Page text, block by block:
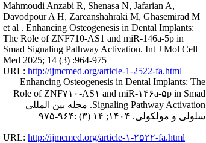
Mahmoudi Anzabi R, Shenasa N, Jafarian A,
Davodpour A H, Zareanshahraki M, Ghasemirad M
et al . Enhancing Osteogenesis in Dental Implants:
The Role of ZNF710-AS1 and miR-146a-5p in
Smad Signaling Pathway Activation. Int J Mol Cell
Med 2025; 14 (3) :964-975
URL: http://ijmcmed.org/article-1-2522-fa.html
Enhancing Osteogenesis in Dental Implants: The
Role of ZNF۷۱۰-AS۱ and miR-۱۴۶a-۵p in Smad
Signaling Pathway Activation. مجله بین المللی
سلولی و مولکولی. ۱۴۰۴; ۱۴ (۳) :۹۶۴-۹۷۵
URL: http://ijmcmed.org/article-۱-۲۵۲۲-fa.html